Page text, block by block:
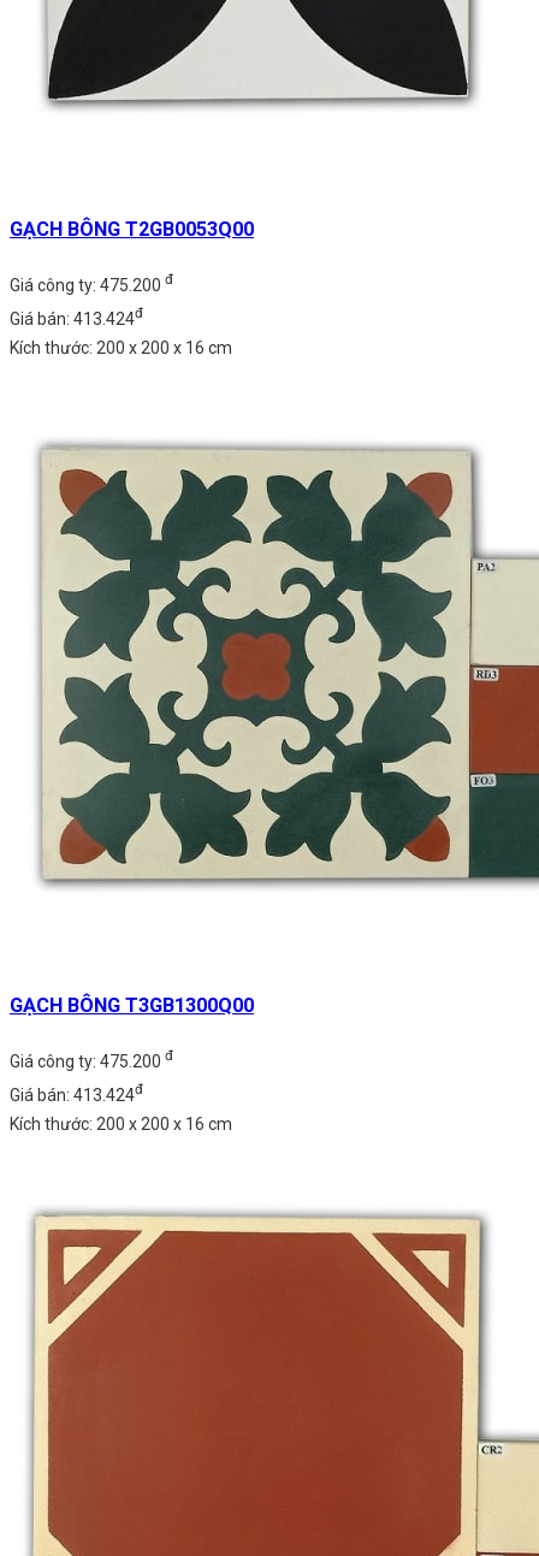
GẠCH BÔNG T2GB0053Q00
Giá công ty: 475.200 đ
Giá bán: 413.424đ
Kích thước: 200 x 200 x 16 cm
GẠCH BÔNG T3GB1300Q00
Giá công ty: 475.200 đ
Giá bán: 413.424đ
Kích thước: 200 x 200 x 16 cm